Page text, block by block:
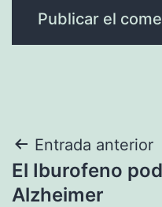
Navegación
de
Entrada anterior
El Iburofeno
Alzheimer